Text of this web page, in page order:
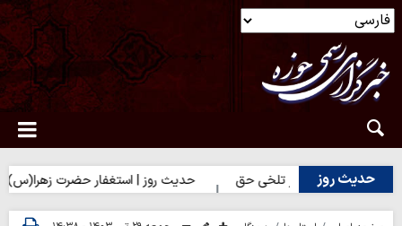
حدیث روز
| شکیبایی بر تلخی حق حدیث روز | استغفار حضرت زهرا(س) برای